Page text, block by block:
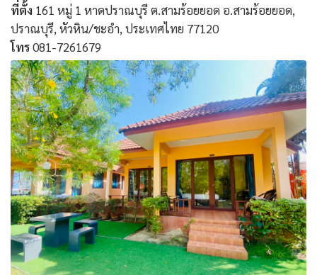
ที่ตั้ง 161 หมู่ 1 หาดปราณบุรี ต.สามร้อยยอด อ.สามร้อยยอด,
ปราณบุรี, หัวหิน/ชะอำ, ประเทศไทย 77120
โทร081-7261679